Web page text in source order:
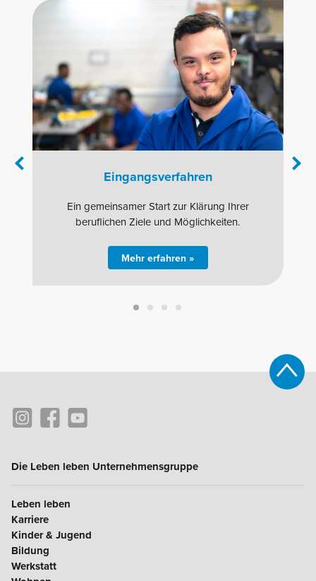
Eingangsverfahren
Ein gemeinsamer Start zur Klärung Ihrer
beruflichen Ziele und Möglichkeiten.
Mehr erfahren »
Die Leben leben Unternehmensgruppe
Leben leben
Karriere
Kinder & Jugend
Bildung
Werkstatt